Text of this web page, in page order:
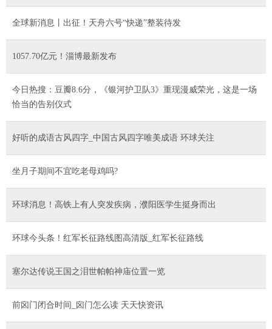
全球新消息丨出征！天舟六号“快递”整装待发
1057.70亿元！淄博最新发布
今日热搜：豆瓣8.6分，《银河护卫队3》重现漫威荣光，这是一场
恰当的告别仪式
好听的成语古风四字_中国古风四字唯美成语 环球关注
坐月子期间不宜吃老母鸡吗?
环球消息！高铁上有人突发疾病，濮阳医学生挺身而出
环球今头条！红军长征路线图高清版_红军长征路线
塞尔达传说王国之泪世帕帕神庙位置一览
前囟门闭合时间_囟门怎么读 天天快资讯